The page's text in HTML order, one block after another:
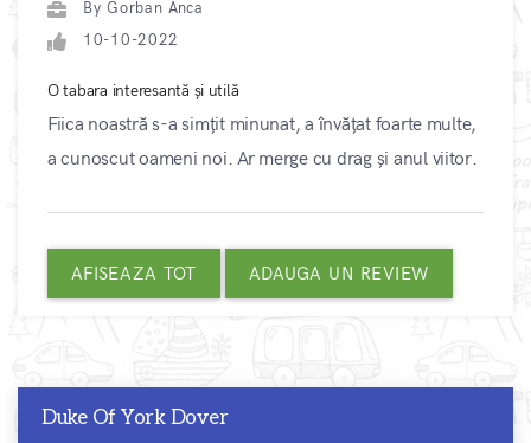
By Gorban Anca
10-10-2022
O tabara interesantă și utilă
Fiica noastră s-a simțit minunat, a învățat foarte multe,
a cunoscut oameni noi. Ar merge cu drag și anul viitor.
AFISEAZA TOT ADAUGA UN REVIEW
Duke Of York Dover